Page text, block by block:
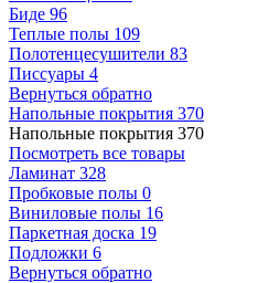
Биде 96
Теплые полы 109
Полотенцесушители 83
Писсуары 4
Вернуться обратно
Напольные покрытия 370
Напольные покрытия 370
Посмотреть все товары
Ламинат 328
Пробковые полы 0
Виниловые полы 16
Паркетная доска 19
Подложки 6
Вернуться обратно